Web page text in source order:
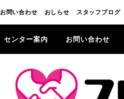
お問い合わせ おしらせ スタッフブログ
センター案内 お問い合わせ